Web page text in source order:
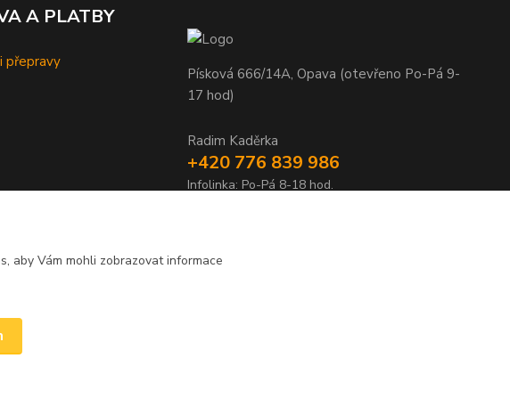
A PLATBY
přepravy
Písková 666/14A, Opava (otevřeno Po-Pá 9-
17 hod)
Radim Kaděrka
+420 776 839 986
Infolinka: Po-Pá 8-18 hod.
aby Vám mohli zobrazovat informace